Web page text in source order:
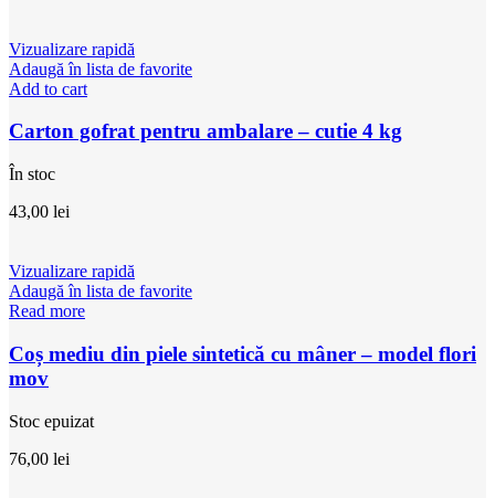
Vizualizare rapidă
Adaugă în lista de favorite
Add to cart
Carton gofrat pentru ambalare – cutie 4 kg
În stoc
43,00 lei
Vizualizare rapidă
Adaugă în lista de favorite
Read more
Coș mediu din piele sintetică cu mâner – model flori
mov
Stoc epuizat
76,00 lei